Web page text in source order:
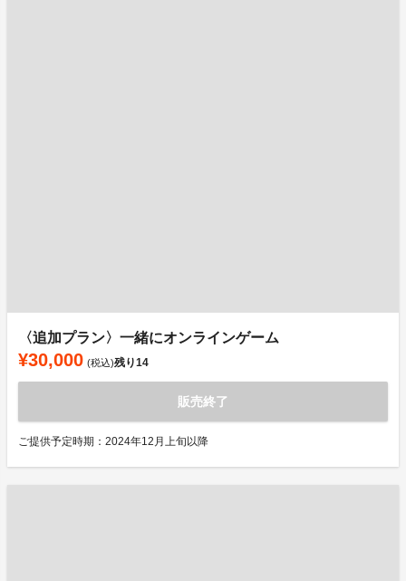
〈追加プラン〉一緒にオンラインゲーム
¥30,000 (税込)残り14
販売終了
ご提供予定時期：2024年12月上旬以降